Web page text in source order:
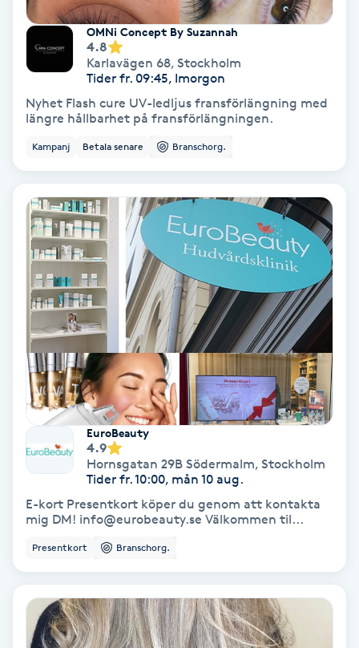
Naglar reparation
Navelpiercing
NBE-massage
Ny frisyr
Olaplex
Olaplexbehandling
Ombre
Ombre brows
Ombre naglar
Optiker
Ortobionomi
Ortopedi
Osteopati
OMNi Concept By Suzannah
4.8
Karlavägen 68, Stockholm
Tider fr. 09:45, Imorgon
Nyhet Flash cure UV-ledljus fransförlängning med
längre hållbarhet på fransförlängningen.
Kampanj Betala senare Branschorg.
EuroBeauty
4.9
Hornsgatan 29B Södermalm, Stockholm
Tider fr. 10:00, mån 10 aug.
E-kort Presentkort köper du genom att kontakta
mig DM! info@eurobeauty.se Välkommen til...
Presentkort Branschorg.